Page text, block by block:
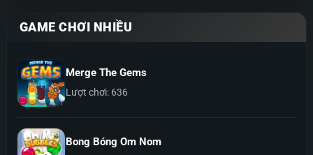
GAME CHƠI NHIỀU
Merge The Gems
Lượt chơi: 636
Bong Bóng Om Nom